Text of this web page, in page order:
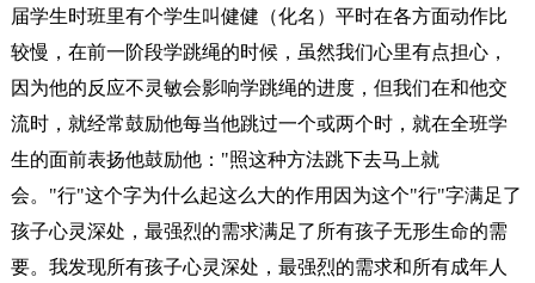
届学生时班里有个学生叫健健（化名）平时在各方面动作比
较慢，在前一阶段学跳绳的时候，虽然我们心里有点担心，
因为他的反应不灵敏会影响学跳绳的进度，但我们在和他交
流时，就经常鼓励他每当他跳过一个或两个时，就在全班学
生的面前表扬他鼓励他："照这种方法跳下去马上就
会。"行"这个字为什么起这么大的作用因为这个"行"字满足了
孩子心灵深处，最强烈的需求满足了所有孩子无形生命的需
要。我发现所有孩子心灵深处，最强烈的需求和所有成年人